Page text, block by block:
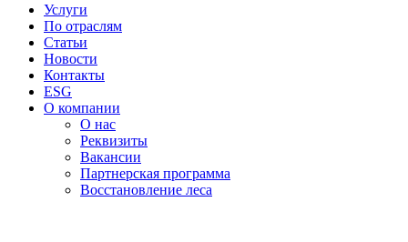
Услуги
По отраслям
Статьи
Новости
Контакты
ESG
О компании
О нас
Реквизиты
Вакансии
Партнерская программа
Восстановление леса